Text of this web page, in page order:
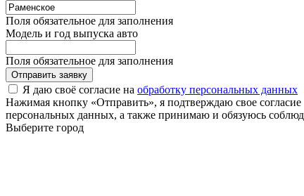
Поля обязательное для заполнения
Модель и год выпуска авто
Поля обязательное для заполнения
Отправить заявку
Я даю своё согласие на обработку персональных данных
Нажимая кнопку «Отправить», я подтверждаю свое
персональных данных, а также принимаю и обязуюсь
Выберите город